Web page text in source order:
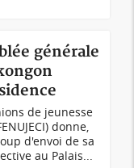
générale
de jeunesse
donne,
d'envoi de sa
au Palais...